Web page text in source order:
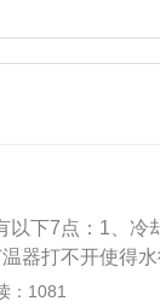
以下7点：1、冷
器打不开使得
3、水温传感器
：1081